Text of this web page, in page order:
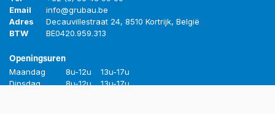
Email
info@grubau.be
Adres
Decauvillestraat 24, 8510 Kortrijk, België
BTW
BE0420.959.313
Openingsuren
Maandag 8u-12u
13u-17u
Dinsdag
8u-12u
13u-17u